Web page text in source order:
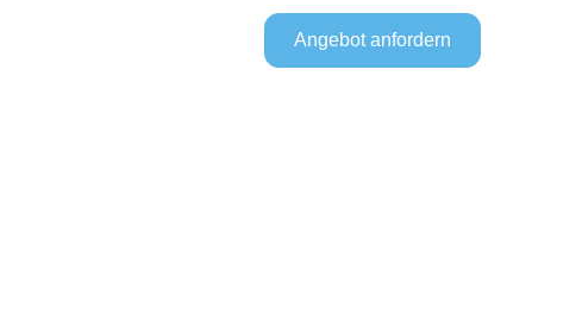
Angebot anfordern